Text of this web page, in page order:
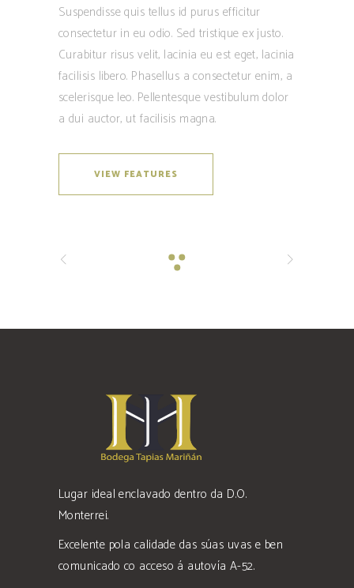
Suspendisse quis tellus id purus efficitur
consectetur in eu odio. Sed tristique ex justo.
Curabitur risus velit, lacinia eu est eget, lacinia
facilisis libero. Phasellus a consectetur enim, a
scelerisque leo. Pellentesque vestibulum dolor
a dui auctor, ut facilisis magna.
VIEW FEATURES
Lugar ideal enclavado dentro da D.O.
Monterrei.
Excelente pola calidade das súas uvas e ben
comunicado co acceso á autovía A-52.